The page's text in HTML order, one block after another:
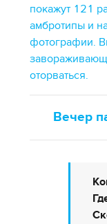
покажут 121
амбротипы и
фотографии.
оторваться.
Вечер